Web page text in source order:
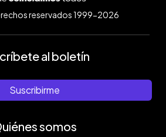
reservados 1999-2026
al boletín
Suscribirme
somos